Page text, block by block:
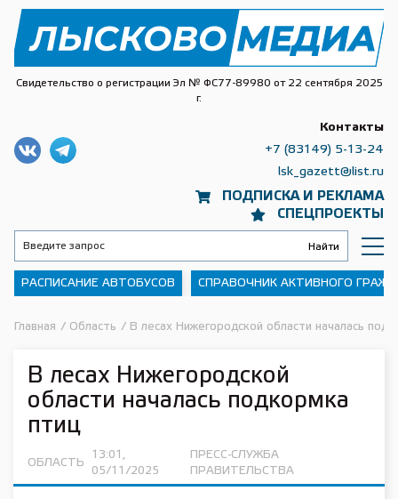
Свидетельство о регистрации Эл № ФС77-89980 от 22 сентября 2025
г.
ПОДПИСКА И РЕКЛАМА
СПЕЦПРОЕКТЫ
Контакты
+7 (83149) 5-13-24
lsk_gazett@list.ru
РАСПИСАНИЕ АВТОБУСОВ СПРАВОЧНИК АКТИВНОГО
Главная / Область / В лесах Нижегородской области началась
В лесах Нижегородской
области началась подкормка
птиц
ОБЛАСТЬ
13:01,
05/11/2025
ПРЕСС-СЛУЖБА
ПРАВИТЕЛЬСТВА